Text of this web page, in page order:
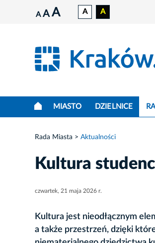
A A A A A
MIASTO DZIELNICE
Rada Miasta Aktualności
Kultura
czwartek, 21 maja 2026 r.
Kultura jest nieodłącznym
a także przestrzeń, dzięki